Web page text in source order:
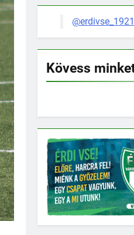
@erdivse_1921
Kövess